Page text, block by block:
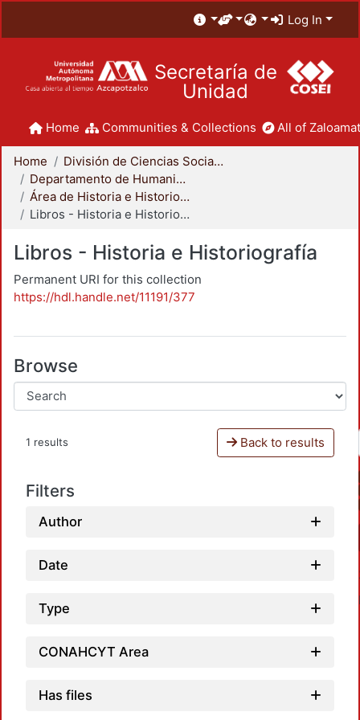
Log In
Secretaría de
Unidad
Home Communities & Collections All of
Home
División de Ciencias Sociales y Humanidades
Departamento de Humanidades
Área de Historia e Historiografía
Libros - Historia e Historiografía
Libros - Historia e Historiografía
Permanent URI for this collection
https://hdl.handle.net/11191/377
Browse
1 results Back to results
Filters
Author
Date
Type
CONAHCYT Area
Has files